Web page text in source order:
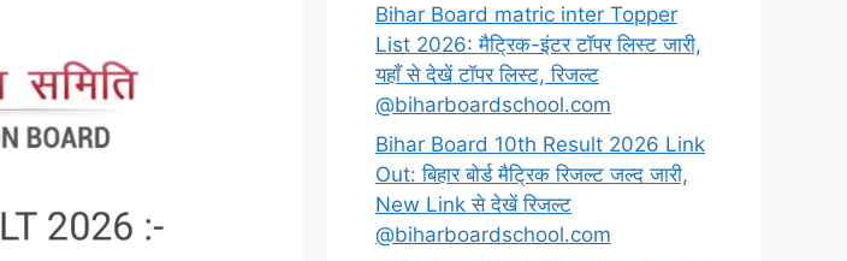
Bihar Board matric inter Topper
List 2026: मैट्रिक-इंटर टॉपर लिस्ट जारी,
यहाँ से देखें टॉपर लिस्ट, रिजल्ट
@biharboardschool.com
Bihar Board 10th Result 2026 Link
Out: बिहार बोर्ड मैट्रिक रिजल्ट जल्द जारी,
New Link से देखें रिजल्ट
@biharboardschool.com